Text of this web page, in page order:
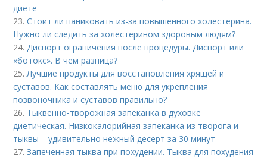
диете
23.Стоит ли паниковать из-за повышенного холестерина.
Нужно ли следить за холестерином здоровым людям?
24.Диспорт ограничения после процедуры. Диспорт или
«ботокс». В чем разница?
25.Лучшие продукты для восстановления хрящей и
суставов. Как составлять меню для укрепления
позвоночника и суставов правильно?
26. Тыквенно-творожная запеканка в духовке
диетическая. Низкокалорийная запеканка из творога и
тыквы – удивительно нежный десерт за 30 минут
27.Запеченная тыква при похудении. Тыква для похудения